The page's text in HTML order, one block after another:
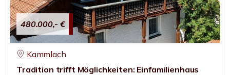
480.000,- €
Kammlach
Tradition trifft Möglichkeiten: Einfamilienhaus